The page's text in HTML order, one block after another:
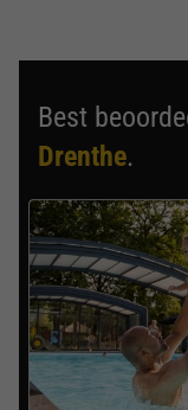
Best
Drenthe.
Vind de selectie
beste reviews.